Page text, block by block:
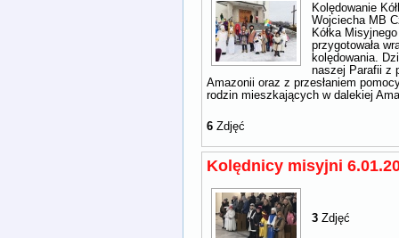
Kolędowanie
Wojciecha MB
Kółka
przygotowała
kolędowania.
naszej Parafii z
Amazonii oraz z przesłaniem
rodzin mieszkających w dalekiej
6 Zdjęć
Kolędnicy misyjni
3 Zdjęć